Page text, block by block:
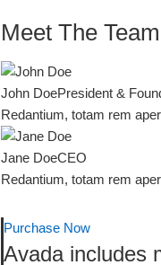
Meet The Team
John DoePresident &
Redantium, totam rem
Jane DoeCEO
Redantium, totam rem
Purchase Now
Avada includes